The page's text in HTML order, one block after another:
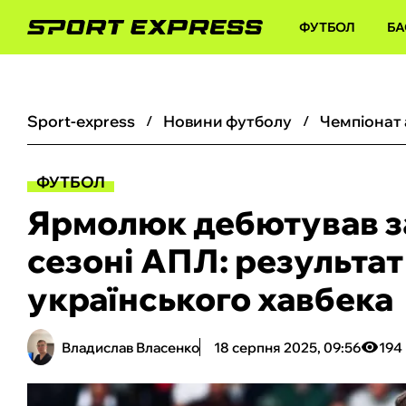
ФУТБОЛ
sport-express новини футболу
ФУТБОЛ
Ярмолюк дебютував
сезоні АПЛ:
українського хавбека
Владислав Власенко 18 серпня 2025, 09:56 194